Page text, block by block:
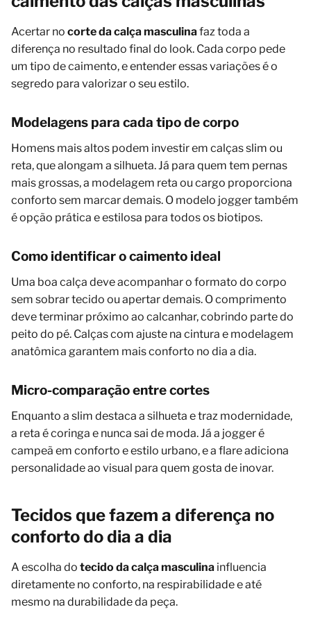
Acertar no corte da calça masculinafaz toda a
diferença no resultado final do look. Cada corpo pede
um tipo de caimento, e entender essas variações é o
segredo para valorizar o seu estilo.
Modelagens para cada tipo de corpo
Homens mais altos podem investir em calças slim ou
reta, que alongam a silhueta. Já para quem tem pernas
mais grossas, a modelagem reta ou cargo proporciona
conforto sem marcar demais. O modelo jogger também
é opção prática e estilosa para todos os biotipos.
Como identificar o caimento ideal
Uma boa calça deve acompanhar o formato do corpo
sem sobrar tecido ou apertar demais. O comprimento
deve terminar próximo ao calcanhar, cobrindo parte do
peito do pé. Calças com ajuste na cintura e modelagem
anatômica garantem mais conforto no dia a dia.
Micro-comparação entre cortes
Enquanto a slim destaca a silhueta e traz modernidade,
a reta é coringa e nunca sai de moda. Já a jogger é
campeã em conforto e estilo urbano, e a flare adiciona
personalidade ao visual para quem gosta de inovar.
Tecidos que fazem a diferença no
conforto do dia a dia
A escolha do tecido da calça masculina influencia
diretamente no conforto, na respirabilidade e até
mesmo na durabilidade da peça.